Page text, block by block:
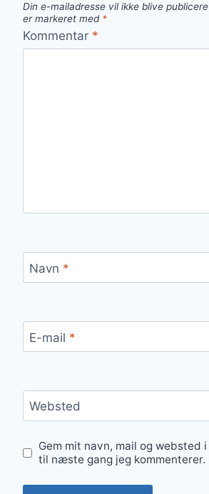
Din e-mailadresse vil ikke blive
er markeret med *
Kommentar *
Navn *
E-mail *
Websted
Gem mit navn, mail og websted
til næste gang jeg kommenterer.